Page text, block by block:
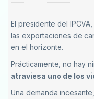
El presidente del
las exportaciones de
en el horizonte.
Prácticamente, no hay
atraviesa uno de los
Una demanda